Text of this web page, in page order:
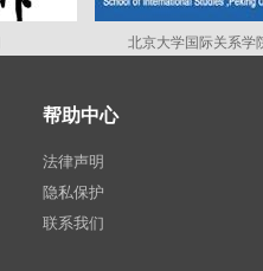
北京大学国际关系学
帮助中心
法律声明
隐私保护
联系我们